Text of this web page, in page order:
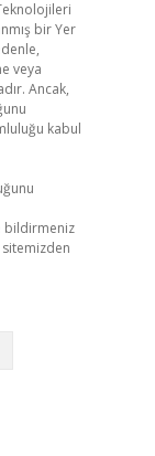
bir Yer
veya
Ancak,
kabul
bildirmeniz